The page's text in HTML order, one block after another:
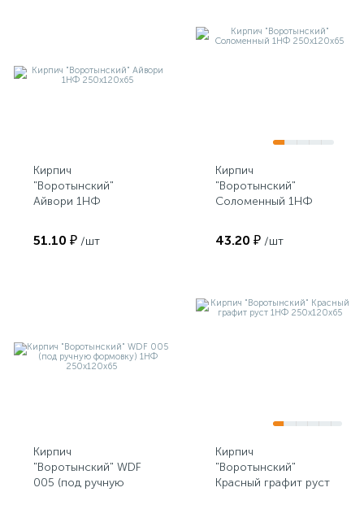
Кирпич
"Воротынский"
Айвори 1НФ
51.10 ₽ /шт
Кирпич
"Воротынский"
Соломенный 1НФ
43.20 ₽ /шт
Кирпич
"Воротынский" WDF
005 (под ручную
Кирпич
"Воротынский"
Красный графит руст